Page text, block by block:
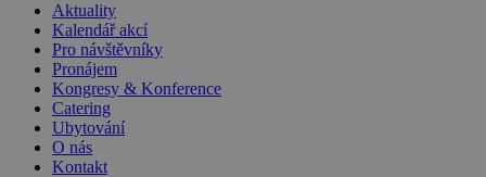
Aktuality
Kalendář akcí
Pro návštěvníky
Pronájem
Kongresy & Konference
Catering
Ubytování
O nás
Kontakt